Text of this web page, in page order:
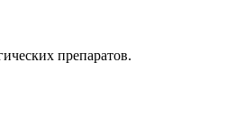
препаратов.